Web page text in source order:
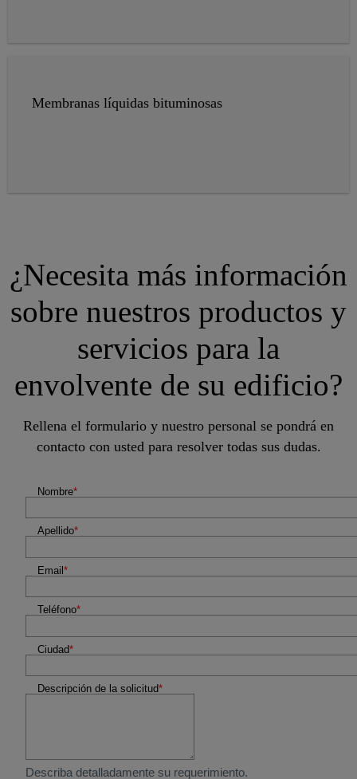
Membranas líquidas bituminosas
¿Necesita más información
sobre nuestros productos y
servicios para la
envolvente de su edificio?
Rellena el formulario y nuestro personal se pondrá en
contacto con usted para resolver todas sus dudas.